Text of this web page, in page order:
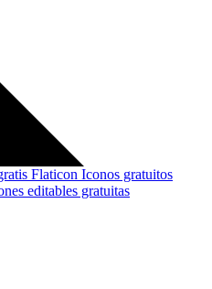
Flaticon Iconos gratuitos
editables gratuitas